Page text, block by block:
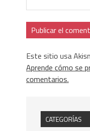
Este sitio usa
Aprende cómo se
comentarios.
CATEGORÍAS